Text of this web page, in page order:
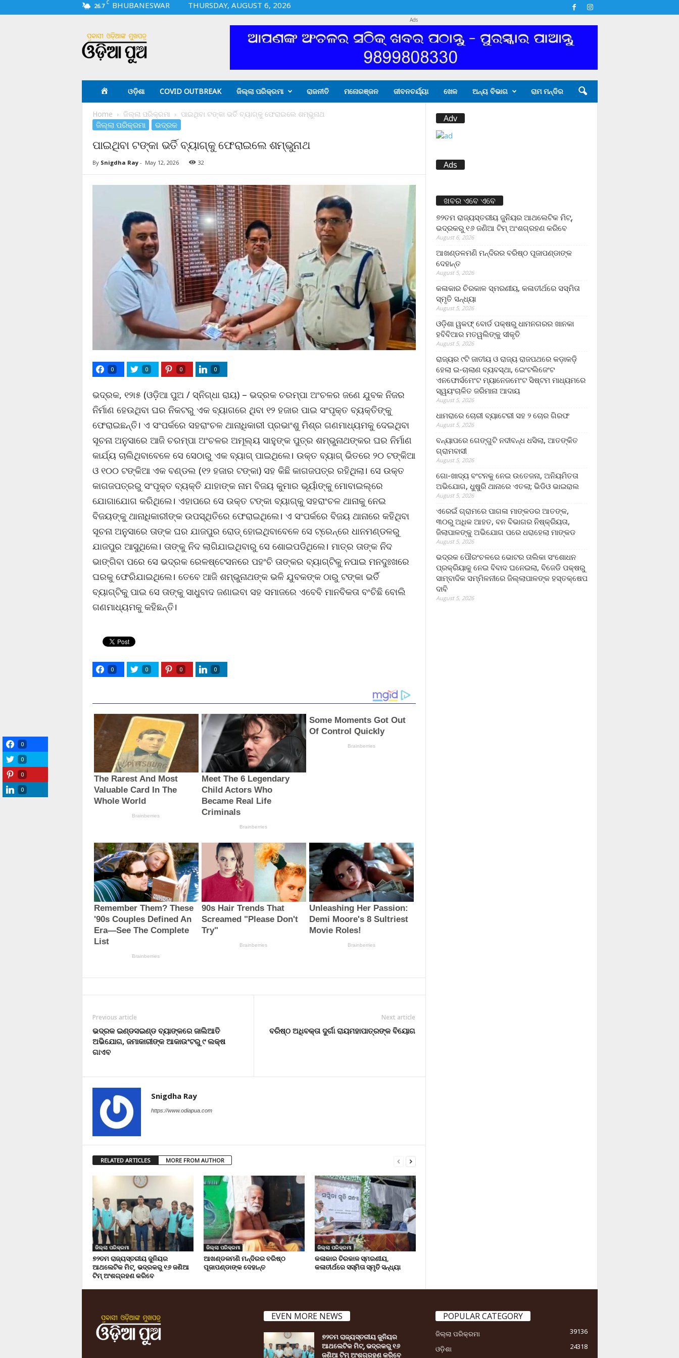
26.7 C BHUBANESWAR
THURSDAY, AUGUST 6, 2026
i
a
Ads
ଓଡ଼ିଶା COVID OUTBREAK ଜିଲ୍ଲା ପରିକ୍ରମା ରାଜନୀତି ମନୋରଞ୍ଜନ ଜୀବନଚର୍ଯ୍ୟା ଖେଳ ଅନ୍ୟ ବିଭାଗ ରାମ ମନ୍ଦିର
Home ଜିଲ୍ଲା ପରିକ୍ରମା ପାଇଥିବା ଟଙ୍କା ଭର୍ତି ବ୍ୟାଗ୍‌କୁ ଫେରାଇଲେ ଶମ୍ଭୁନାଥ
ଜିଲ୍ଲା ପରିକ୍ରମା ଭଦ୍ରକ
ପାଇଥିବା ଟଙ୍କା ଭର୍ତି ବ୍ୟାଗ୍‌କୁ ଫେରାଇଲେ ଶମ୍ଭୁନାଥ
By Snigdha Ray- May 12, 2026 32
0 0 0 0
ଭଦ୍ରକ, ୧୨ା୫ (ଓଡ଼ିଆ ପୁଅ / ସ୍ନିଗ୍ଧା ରାୟ) – ଭଦ୍ରକ ଚରମ୍ପା ଅଂଚଳର ଜଣେ ଯୁବକ ନିଜର
ନିର୍ମାଣ ହେଉଥିବା ଘର ନିକଟରୁ ଏକ ବ୍ୟାଗରେ ଥିବା ୧୨ ହଜାର ପାଇ ସଂପୃକ୍ତ ବ୍ୟକ୍ତିଙ୍କୁ
ଫେରାଇଛନ୍ତି। ଏ ସଂପର୍କରେ ସହରାଂଚଳ ଥାନାଧିକାରୀ ପ୍ରଭାଂଶୁ ମିଶ୍ର ଗଣମାଧ୍ୟମକୁ ଦେଇଥିବା
ସୂଚନା ଅନୁସାରେ ଆଜି ଚରମ୍ପା ଅଂଚଳର ଅମୂଲ୍ୟ ସାହୁଙ୍କ ପୁତ୍ର ଶମ୍ଭୁନାଥଙ୍କର ଘର ନିର୍ମାଣ
କାର୍ଯ୍ୟ ଚାଲିଥିବାବେଳେ ସେ ସେଠାରୁ ଏକ ବ୍ୟାଗ୍ ପାଇଥିଲେ। ଉକ୍ତ ବ୍ୟାଗ୍ ଭିତରେ ୨୦ ଟଙ୍କିଆ
ଓ ୧୦୦ ଟଙ୍କିଆ ଏକ ବଣ୍ଡଲ (୧୨ ହଜାର ଟଙ୍କା) ସହ କିଛି କାଗଜପତ୍ର ରହିଥିଲା। ସେ ଉକ୍ତ
କାଗଜପତ୍ରରୁ ସଂପୃକ୍ତ ବ୍ୟକ୍ତି ଯାହାଙ୍କ ନାମ ବିଜୟ କୁମାର ଭୂୟାଁଙ୍କୁ ମୋବାଇଲ୍‌ରେ
ଯୋଗାଯୋଗ କରିଥିଲେ। ଏହାପରେ ସେ ଉକ୍ତ ଟଙ୍କା ବ୍ୟାଗ୍‌କୁ ସହରାଂଚଳ ଥାନାକୁ ନେଇ
ବିଜୟଙ୍କୁ ଥାନାଧିକାରୀଙ୍କ ଉପସ୍ଥିତିରେ ଫେରାଇଥିଲେ। ଏ ସଂପର୍କରେ ବିଜୟ ଥାନାରେ କହିଥିବା
ସୂଚନା ଅନୁସାରେ ତାଙ୍କ ଘର ଯାଜପୁର ରୋଡ୍ ହୋଇଥିବାବେଳେ ସେ ଟ୍ରେନ୍‌ରେ ଧାନମଣ୍ଡଳରୁ
ଯାଜପୁର ଆସୁଥିଲେ। ତାଙ୍କୁ ନିଦ ଲାଗିଯାଇଥିବାରୁ ସେ ଶୋଇପଡିଥିଲେ। ମାତ୍ର ତାଙ୍କ ନିଦ
ଭାଙ୍ଗିବା ପରେ ସେ ଭଦ୍ରକ ରେଳଷ୍ଟେସନରେ ପହଂଚି ତାଙ୍କର ବ୍ୟାଗ୍‌ଟିକୁ ନପାଇ ମନଦୁଃଖରେ
ଘରକୁ ଫେରିଯାଇଥିଲେ। ତେବେ ଆଜି ଶମ୍ଭୁନାଥଙ୍କ ଭଳି ଯୁବକଙ୍କ ଠାରୁ ଟଙ୍କା ଭର୍ତି
ବ୍ୟାଗ୍‌ଟିକୁ ପାଇ ସେ ତାଙ୍କୁ ସାଧୁବାଦ ଜଣାଇବା ସହ ସମାଜରେ ଏବେବି ମାନବିକତା ବଂଚିଛି ବୋଲି
ଗଣମାଧ୍ୟମକୁ କହିଛନ୍ତି।
0 0 0 0
Previous article
ଭଦ୍ରକ ଇଣ୍ଡସଇଣ୍ଡ ବ୍ୟାଙ୍କରେ ଜାଲିଆତି
ଅଭିଯୋଗ, ଜମାକାରୀଙ୍କ ଆକାଉଂଟରୁ ୯ ଲକ୍ଷ
ଗାଏବ
Next article
ବରିଷ୍ଠ ଅଧିବକ୍ତା ଦୁର୍ଗା ରାୟମହାପାତ୍ରଙ୍କ ବିୟୋଗ
Snigdha Ray
https://www.odiapua.com
RELATED ARTICLES MORE FROM AUTHOR
ଜିଲ୍ଲା ପରିକ୍ରମା
୭୨ତମ ରାଜ୍ୟସ୍ତରୀୟ ଜୁନିୟର
ଆଥଲେଟିକ ମିଟ୍‌, ଭଦ୍ରକରୁ ୧୬ ଜଣିଆ
ଟିମ୍ ଅଂଶଗ୍ରହଣ କରିବେ
ଜିଲ୍ଲା ପରିକ୍ରମା
ଆଖଣ୍ଡଳମଣି ମନ୍ଦିରର ବରିଷ୍ଠ
ପୂଜାପଣ୍ଡାଙ୍କ ଦେହାନ୍ତ
ଜିଲ୍ଲା ପରିକ୍ରମା
କଳାକାର ଚିରକାଳ ସ୍ମରଣୀୟ,
କଳାତୀର୍ଥରେ ସସ୍ମିତା ସ୍ମୃତି ସନ୍ଧ୍ୟା
Adv
Ads
ଖବର ଏବେ ଏବେ
୭୨ତମ ରାଜ୍ୟସ୍ତରୀୟ ଜୁନିୟର ଆଥଲେଟିକ ମିଟ୍‌,
ଭଦ୍ରକରୁ ୧୬ ଜଣିଆ ଟିମ୍ ଅଂଶଗ୍ରହଣ କରିବେ
August 6, 2026
ଆଖଣ୍ଡଳମଣି ମନ୍ଦିରର ବରିଷ୍ଠ ପୂଜାପଣ୍ଡାଙ୍କ
ଦେହାନ୍ତ
August 5, 2026
କଳାକାର ଚିରକାଳ ସ୍ମରଣୀୟ, କଳାତୀର୍ଥରେ ସସ୍ମିତା
ସ୍ମୃତି ସନ୍ଧ୍ୟା
August 5, 2026
ଓଡ଼ିଶା ୱକଫ୍ ବୋର୍ଡ ପକ୍ଷରୁ ଧାମନଗରର ଖାନକା
ହବିବିଆର ମତୱଲିଙ୍କୁ ସୀକୃତି
August 5, 2026
ରାଜ୍ୟର ୯ଟି ଜାତୀୟ ଓ ରାଜ୍ୟ ରାଜପଥରେ କଡ଼ାକଡ଼ି
ହେଲା ଇ-ଚାଲାଣ ବ୍ୟବସ୍ଥା, ଇେଂଟଲିଜେଂଟ
ଏନଫୋର୍ସମେଂଟ ମ୍ୟାନେଜମେଂଟ ସିଷ୍ଟମ ମାଧ୍ୟମରେ
ସ୍ୱୟଂଚାଳିତ ଜରିମାନା ଆଦାୟ
August 5, 2026
ଧାମରାରେ ଚୋରୀ ବ୍ୟାଟେରୀ ସହ ୨ ଚୋର ଗିରଫ
August 5, 2026
ବନ୍ୟାପରେ ଗେଙ୍ଗୁଟି ନଦୀବନ୍ଧ ଧସିଲା, ଆତଙ୍କିତ
ଗ୍ରାମବାସୀ
August 5, 2026
ଗୋ-ଖାଦ୍ୟ ବଂଟନକୁ ନେଇ ଉତେଜନା, ଅନିୟମିତତା
ଅଭିଯୋଗ, ଧୁଷୁରି ଥାନାରେ ଏତଲା; ଭିଡିଓ ଭାଇରାଲ
August 5, 2026
ଏରେଇଁ ଗ୍ରାମରେ ପାଗଳା ମାଙ୍କଡର ଆତଙ୍କ,
୩୦ରୁ ଅଧିକ ଆହତ, ବନ ବିଭାଗର ନିଷ୍କ୍ରିୟତା,
ଜିଲାପାଳଙ୍କୁ ଅଭିଯୋଗ ପରେ ଧରାହେଲା ମାଙ୍କଡ
August 5, 2026
ଭଦ୍ରକ ପୌରଂଚଳରେ ଭୋଟର ତାଲିକା ସଂଶୋଧନ
ପ୍ରକ୍ରିୟାକୁ ନେଇ ବିବାଦ ଘନେଇଲା, ବିଜେଡି ପକ୍ଷରୁ
ସାମ୍ବାଦିକ ସମ୍ମିଳନୀରେ ଜିଲ୍ଲାପାଳଙ୍କ ହସ୍ତକ୍ଷେପ
ଦାବି
August 5, 2026
EVEN MORE NEWS
୭୨ତମ ରାଜ୍ୟସ୍ତରୀୟ ଜୁନିୟର
ଆଥଲେଟିକ ମିଟ୍‌, ଭଦ୍ରକରୁ ୧୬
ଜଣିଆ ଟିମ୍ ଅଂଶଗ୍ରହଣ କରିବେ
POPULAR CATEGORY
ଜିଲ୍ଲା ପରିକ୍ରମା
39136
ଓଡ଼ିଶା
24318
0
0
0
0